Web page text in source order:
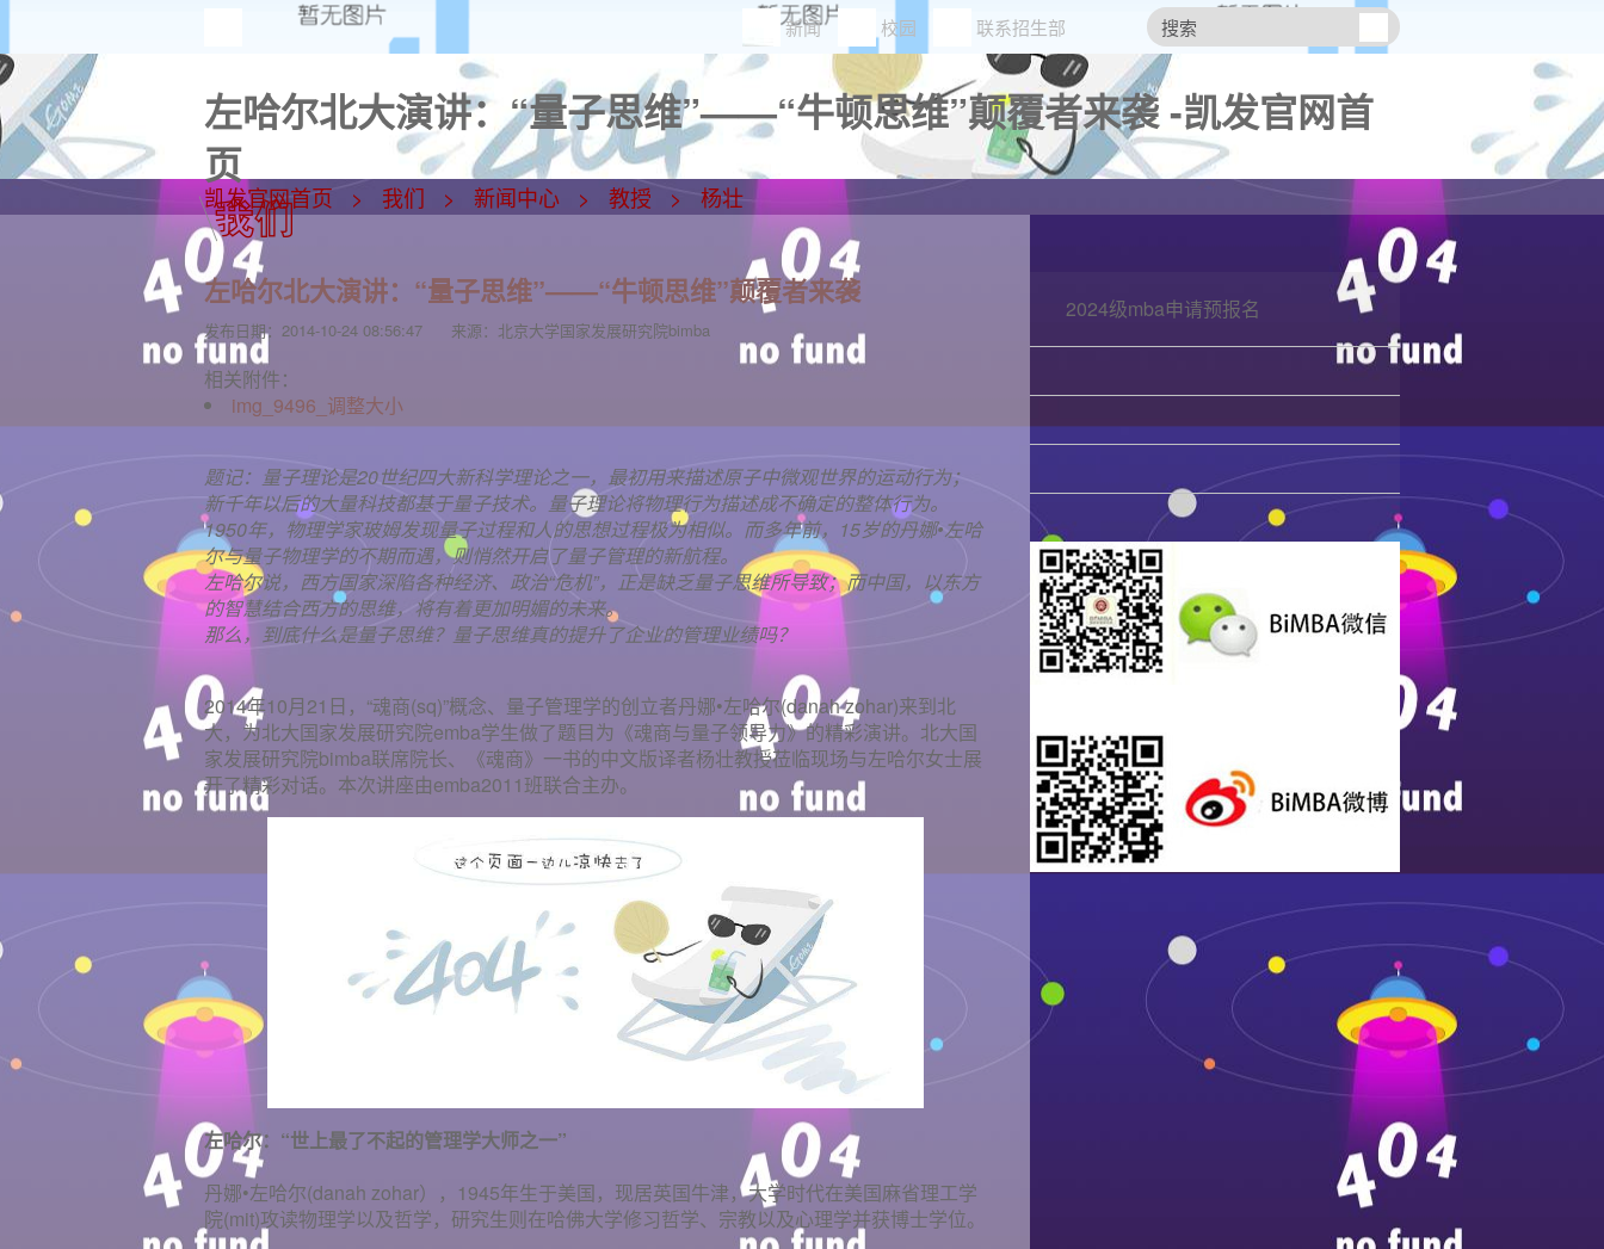
新闻 校园 联系招生部
左哈尔北大演讲：“量子思维”——“牛顿思维”颠覆者来袭 -凯发官网首
页
凯发官网首页 我们 新闻中心 教授 杨壮
左哈尔北大演讲：“量子思维”——“牛顿思维”颠覆者来袭
发布日期： 2014-10-24 08:56:47 来源： 北京大学国家发展研究院bimba
相关附件：
img_9496_调整大小
题记：量子理论是20世纪四大新科学理论之一，最初用来描述原子中微观世界的运动行为；
新千年以后的大量科技都基于量子技术。量子理论将物理行为描述成不确定的整体行为。
1950年，物理学家玻姆发现量子过程和人的思想过程极为相似。而多年前，15岁的丹娜•左哈
尔与量子物理学的不期而遇，则悄然开启了量子管理的新航程。
左哈尔说，西方国家深陷各种经济、政治“危机”，正是缺乏量子思维所导致；而中国，以东方
的智慧结合西方的思维，将有着更加明媚的未来。
那么，到底什么是量子思维？量子思维真的提升了企业的管理业绩吗？
2014年10月21日，“魂商(sq)”概念、量子管理学的创立者丹娜•左哈尔(danah zohar)来到北
大，为北大国家发展研究院emba学生做了题目为《魂商与量子领导力》的精彩演讲。北大国
家发展研究院bimba联席院长、《魂商》一书的中文版译者杨壮教授莅临现场与左哈尔女士展
开了精彩对话。本次讲座由emba2011班联合主办。
左哈尔：“世上最了不起的管理学大师之一”
丹娜•左哈尔(danah zohar），1945年生于美国，现居英国牛津，大学时代在美国麻省理工学
院(mit)攻读物理学以及哲学，研究生则在哈佛大学修习哲学、宗教以及心理学并获博士学位。
2024级mba申请预报名